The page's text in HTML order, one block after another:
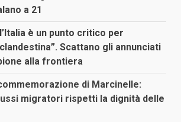
a 21
è un punto critico per
Scattano gli annunciati
alla frontiera
di Marcinelle:
migratori rispetti la dignità delle